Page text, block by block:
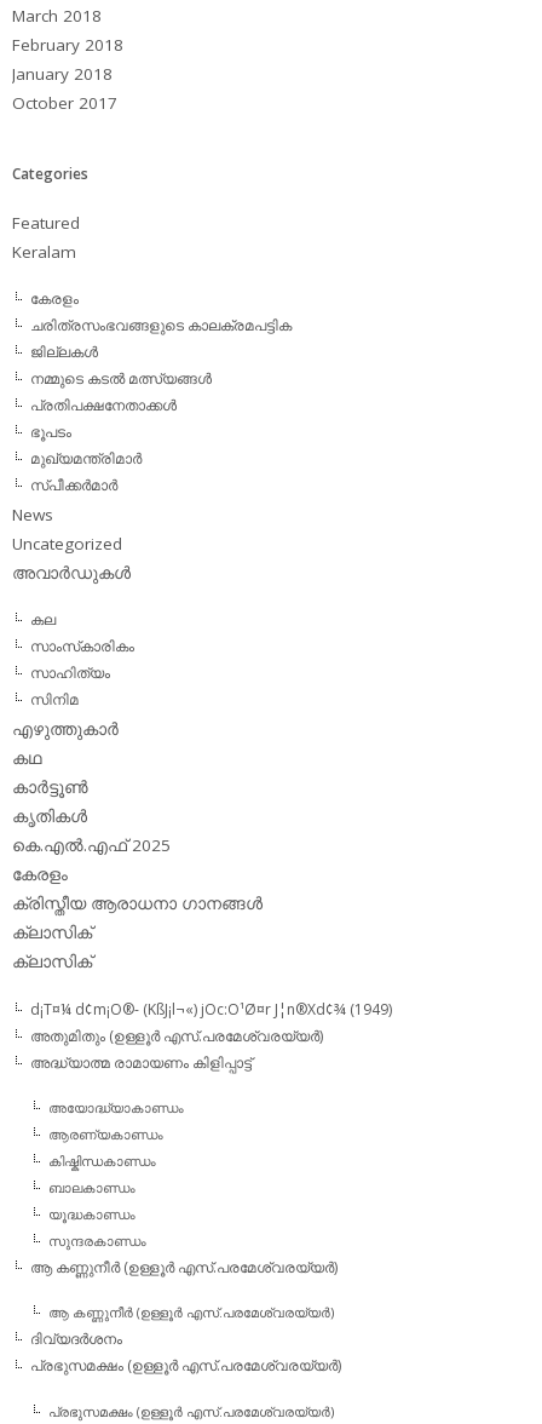
March 2018
February 2018
January 2018
October 2017
Categories
Featured
Keralam
കേരളം
ചരിത്രസംഭവങ്ങളുടെ കാലക്രമപട്ടിക
ജില്ലകള്‍
നമ്മുടെ കടല്‍ മത്സ്യങ്ങള്‍
പ്രതിപക്ഷനേതാക്കള്‍
ഭൂപടം
മുഖ്യമന്ത്രിമാര്‍
സ്പീക്കര്‍മാര്‍
News
Uncategorized
അവാര്‍ഡുകള്‍
കല
സാംസ്‌കാരികം
സാഹിത്യം
സിനിമ
എഴുത്തുകാര്‍
കഥ
കാര്‍ട്ടൂണ്‍
കൃതികള്‍
കെ.എല്‍.എഫ് 2025
കേരളം
ക്രിസ്തീയ ആരാധനാ ഗാനങ്ങള്‍
ക്ലാസിക്‌
ക്ലാസിക്
d¡T¤¼ d¢m¡O®- (KßJ¡l¬«) jOc:O¹Ø¤r J¦n®Xd¢¾ (1949)
അതുമിതും (ഉള്ളൂര്‍ എസ്.പരമേശ്വരയ്യര്‍)
അദ്ധ്യാത്മ രാമായണം കിളിപ്പാട്ട്‌
അയോദ്ധ്യാകാണ്ഡം
ആരണ്യകാണ്ഡം
കിഷ്കിന്ധകാണ്ഡം
ബാലകാണ്ഡം
യൂദ്ധകാണ്ഡം
സുന്ദരകാണ്ഡം
ആ കണ്ണുനീര്‍ (ഉള്ളൂര്‍ എസ്.പരമേശ്വരയ്യര്‍)
ആ കണ്ണുനീര്‍ (ഉള്ളൂര്‍ എസ്.പരമേശ്വരയ്യര്‍)
ദിവ്യദര്‍ശനം
പ്രഭുസമക്ഷം (ഉള്ളൂര്‍ എസ്.പരമേശ്വരയ്യര്‍)
പ്രഭുസമക്ഷം (ഉള്ളൂര്‍ എസ്.പരമേശ്വരയ്യര്‍)